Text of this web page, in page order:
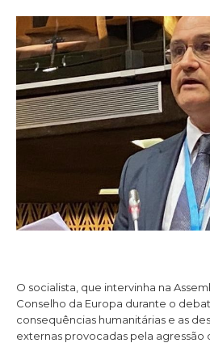
O socialista, que intervinha na
Conselho da Europa durante o
consequências humanitárias e as
externas provocadas pela agressão